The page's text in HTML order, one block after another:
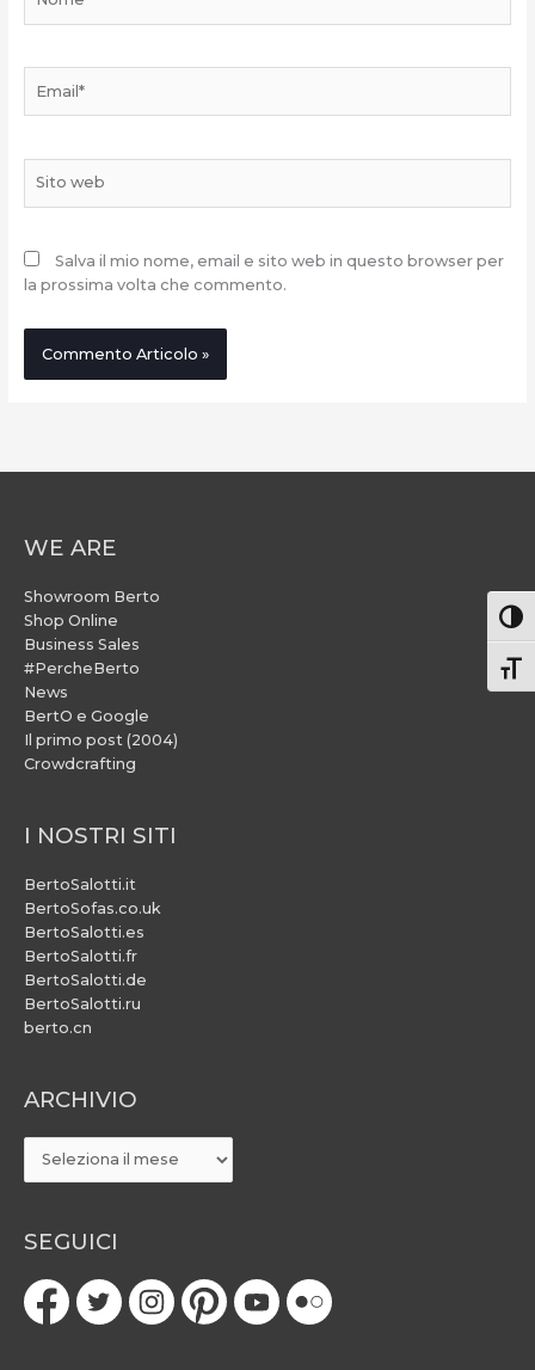
web
Salva il mio nome, email e sito web in questo browser per
la prossima volta che commento.
WE ARE
Showroom Berto
Shop Online
Business Sales
#PercheBerto
News
BertO e Google
Il primo post (2004)
Crowdcrafting
I NOSTRI SITI
BertoSalotti.it
BertoSofas.co.uk
BertoSalotti.es
BertoSalotti.fr
BertoSalotti.de
BertoSalotti.ru
berto.cn
ARCHIVIO
ARCHIVIO
SEGUICI